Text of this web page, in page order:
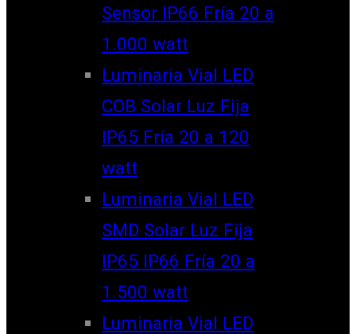
Sensor IP66 Fría 20 a
1.000 watt
Luminaria Vial LED
COB Solar Luz Fija
IP65 Fría 20 a 120
watt
Luminaria Vial LED
SMD Solar Luz Fija
IP65 IP66 Fría 20 a
1.500 watt
Luminaria Vial LED